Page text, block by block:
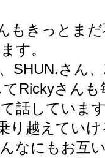
もきっとま
す。
SHUN.さん
Rickyさんも
話していま
り越えてい
なにもお互